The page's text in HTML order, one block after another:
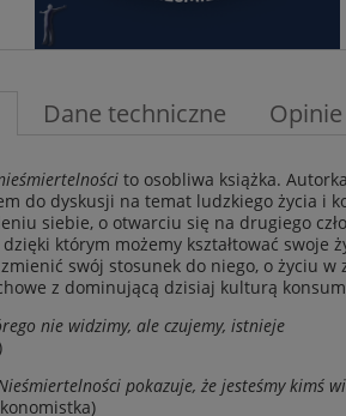
Dane techniczne
to osobliwa książka.
do dyskusji na temat ludzkiego życia i
siebie, o otwarciu się na drugiego
którym możemy kształtować swoje
swój stosunek do niego, o życiu
z dominującą dzisiaj kulturą
nie widzimy, ale czujemy, istnieje
pokazuje, że jesteśmy kimś